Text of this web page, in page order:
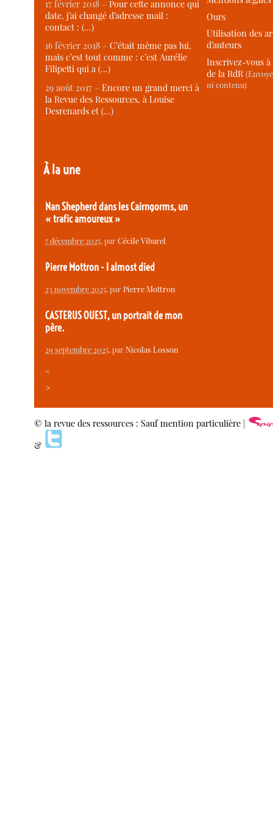
17 février 2018 –Pour cette annonce qui
date, j’ai changé d’adresse mail :
contact : (…)
16 février 2018 –C’était même pas lui,
mais c’est tout comme : c’est Aurélie
Filipetti qui a (…)
29 août 2017 –Encore un grand merci à
la Revue des Ressources, à Louise
Desrenards et (…)
À la une
Nan Shepherd dans les Cairngorms, un
« trafic amoureux »
7 décembre 2025, parCécile Vibarel
Pierre Mottron - I almost died
23 novembre 2025, parPierre Mottron
CASTERUS OUEST, un portrait de mon
père.
29 septembre 2025, parNicolas Losson
<
>
Ours
Utilisation des
d’auteurs
Inscrivez-vous
de la RdR
ni contenu)
© la revue des ressources : Sauf mention particulière |
&